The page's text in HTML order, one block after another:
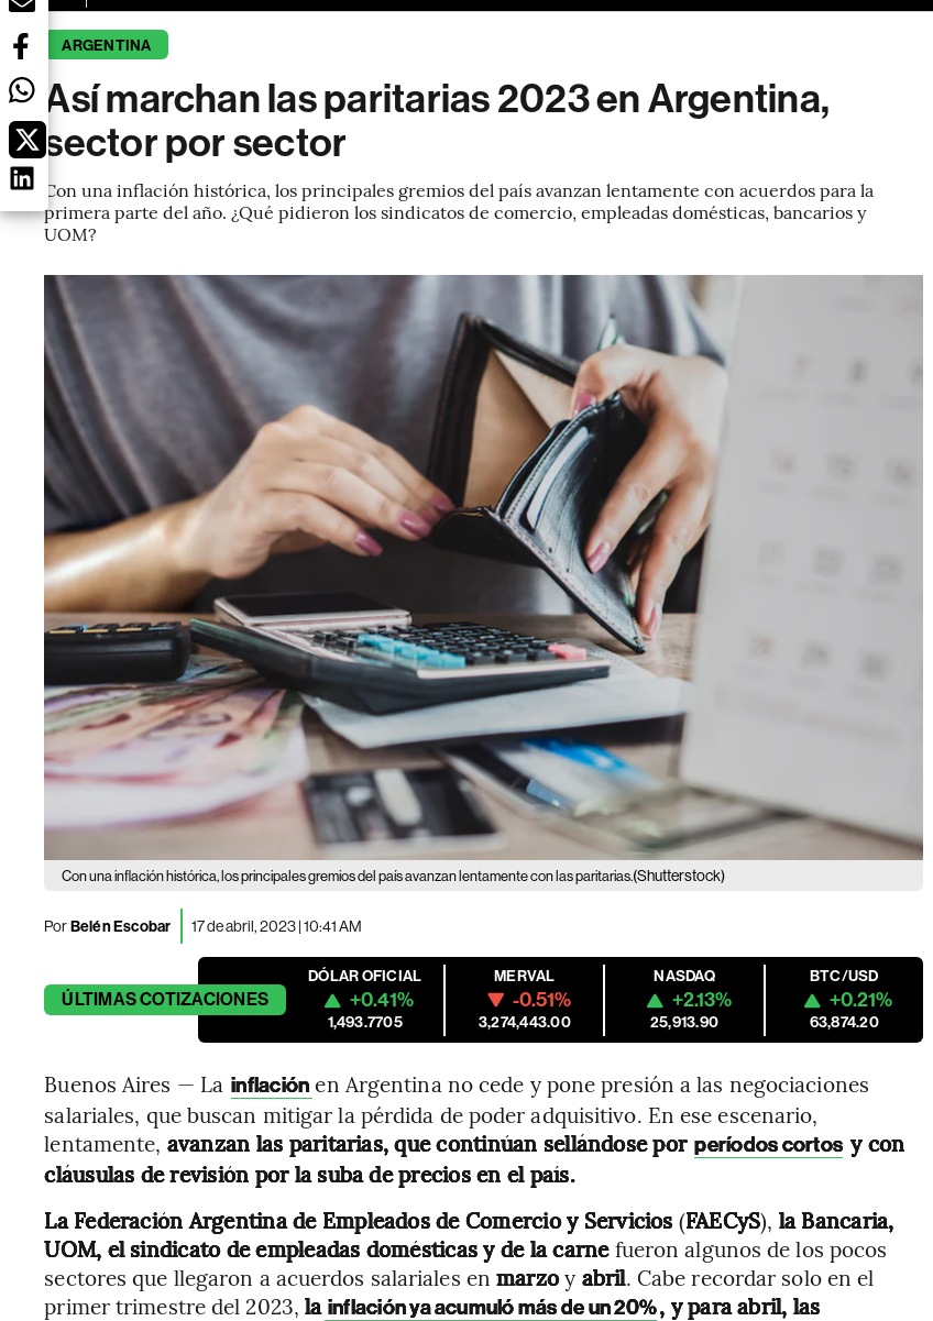
ARGENTINA
Así marchan las paritarias 2023 en Argentina,
sector por sector
Con una inflación histórica, los principales gremios del país avanzan lentamente con acuerdos para la
primera parte del año. ¿Qué pidieron los sindicatos de comercio, empleadas domésticas, bancarios y
UOM?
Con una inflación histórica, los principales gremios del país avanzan lentamente con las paritarias.(Shutterstock)
PorBelén Escobar 17 de abril, 2023 | 10:41 AM
ÚLTIMASCOTIZACIONES
DÓLAR OFICIAL
+0.41%
1,493.7705
MERVAL
-0.51%
3,274,443.00
NASDAQ
+2.13%
25,913.90
BTC/USD
+0.21%
63,874.20
Buenos Aires — La inflación en Argentina no cede y pone presión a las negociaciones
salariales, que buscan mitigar la pérdida de poder adquisitivo. En ese escenario,
lentamente, avanzan las paritarias, que continúan sellándose por períodos cortos y con
cláusulas de revisión por la suba de precios en el país.
La Federación Argentina de Empleados de Comercio y Servicios (FAECyS), la Bancaria,
UOM, el sindicato de empleadas domésticas y de la carnefueron algunos de los pocos
sectores que llegaron a acuerdos salariales enmarzoy abril. Cabe recordar solo en el
primer trimestre del 2023, la inflación ya acumuló más de un 20%, y para abril, las